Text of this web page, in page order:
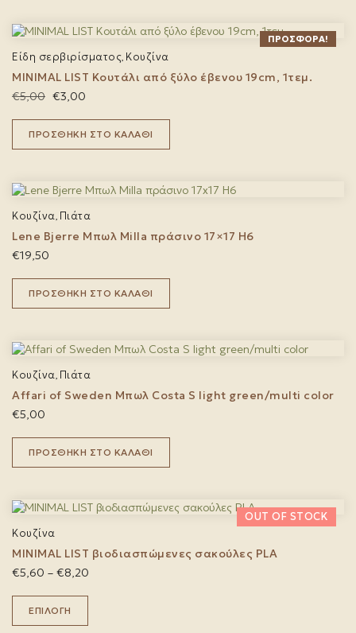
ΠΡΟΣΦΟΡΆ!
Είδη σερβιρίσματος, Κουζίνα
MINIMAL LIST Κουτάλι από ξύλο έβενου 19cm, 1τεμ.
€5,00 Original
was:
€5,00.
€3,00
τιμή
είναι:
€3,00.
ΠΡΟΣΘΉΚΗ ΣΤΟ ΚΑΛΆΘΙ
Κουζίνα, Πιάτα
Lene Bjerre Μπωλ Milla πράσινο 17×17 H6
€19,50
ΠΡΟΣΘΉΚΗ ΣΤΟ ΚΑΛΆΘΙ
Κουζίνα Πιάτα
Affari of Sweden Μπωλ Costa S light green/multi color
€5,00
ΠΡΟΣΘΉΚΗ ΣΤΟ ΚΑΛΆΘΙ
ΠΡΟΣΦΟΡΆ!
Κουζίνα
MINIMAL LIST βιοδιασπώμενες σακούλες PLA
€5,60 – €8,20
ΕΠΙΛΟΓΉ
Αυτό
προϊόν